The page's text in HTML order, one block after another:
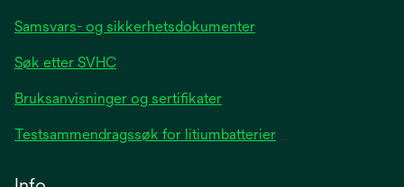
Samsvars- og sikkerhetsdokumenter
Søk etter SVHC
Bruksanvisninger og sertifikater
Testsammendragssøk for litiumbatterier